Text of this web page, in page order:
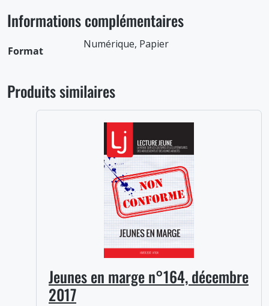
Informations complémentaires
Format
Numérique, Papier
Produits similaires
Jeunes en marge n°164, décembre
2017